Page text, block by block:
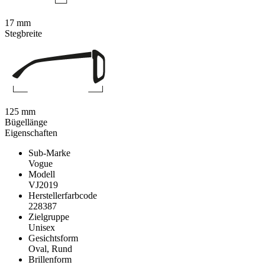
Eigenschaften
Sub-Marke
Vogue
Modell
VJ2019
Herstellerfarbcode
228387
Zielgruppe
Unisex
Gesichtsform
Oval, Rund
Brillenform
17 mm
Stegbreite
125 mm
Bügellänge